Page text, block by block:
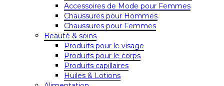
Accessoires de Mode pour Femmes
Chaussures pour Hommes
Chaussures pour Femmes
Beauté & soins
Produits pour le visage
Produits pour le corps
Produits capillaires
Huiles & Lotions